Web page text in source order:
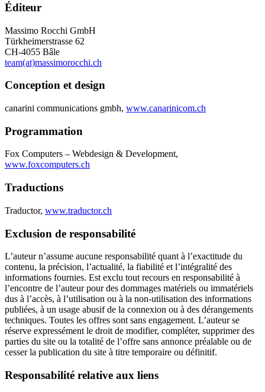
Éditeur
Massimo Rocchi GmbH
Türkheimerstrasse 62
CH-4055 Bâle
team(at)massimorocchi.ch
Conception et design
canarini communications gmbh, www.canarinicom.ch
Programmation
Fox Computers – Webdesign & Development,
www.foxcomputers.ch
Traductions
Traductor, www.traductor.ch
Exclusion de responsabilité
L’auteur n’assume aucune responsabilité quant à l’exactitude du
contenu, la précision, l’actualité, la fiabilité et l’intégralité des
informations fournies. Est exclu tout recours en responsabilité à
l’encontre de l’auteur pour des dommages matériels ou immatériels
dus à l’accès, à l’utilisation ou à la non-utilisation des informations
publiées, à un usage abusif de la connexion ou à des dérangements
techniques. Toutes les offres sont sans engagement. L’auteur se
réserve expressément le droit de modifier, compléter, supprimer des
parties du site ou la totalité de l’offre sans annonce préalable ou de
cesser la publication du site à titre temporaire ou définitif.
Responsabilité relative aux liens